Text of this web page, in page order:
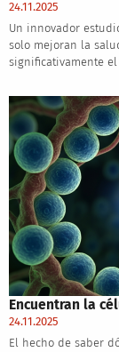
24.11.2025
Un innovador
solo mejoran la
significativamente
Encuentran la
24.11.2025
El hecho de saber